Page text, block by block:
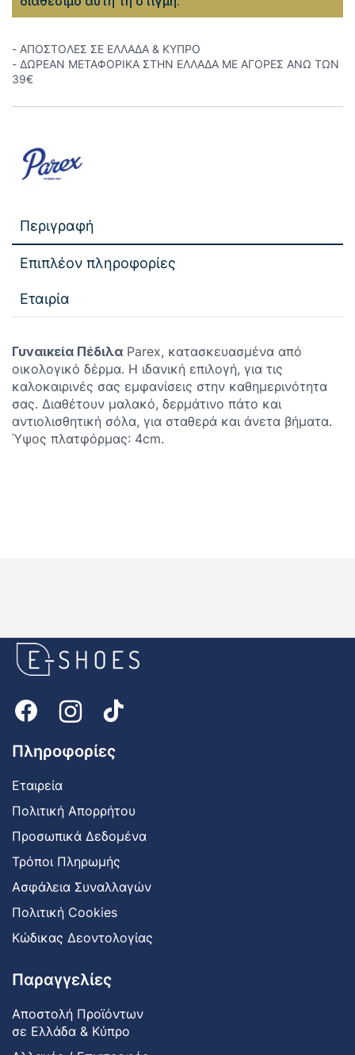
- ΑΠΟΣΤΟΛΕΣ ΣΕ ΕΛΛΑΔΑ & ΚΥΠΡΟ
- ΔΩΡΕΑΝ ΜΕΤΑΦΟΡΙΚΑ ΣΤΗΝ ΕΛΛΑΔΑ ΜΕ ΑΓΟΡΕΣ ΑΝΩ ΤΩΝ
39€
Περιγραφή
Επιπλέον πληροφορίες
Εταιρία
Γυναικεία Πέδιλα Parex, κατασκευασμένα από
οικολογικό δέρμα. Η ιδανική επιλογή, για τις
καλοκαιρινές σας εμφανίσεις στην καθημερινότητα
σας. Διαθέτουν μαλακό, δερμάτινο πάτο και
αντιολισθητική σόλα, για σταθερά και άνετα βήματα.
Ύψος πλατφόρμας: 4cm.
Πληροφορίες
Εταιρεία
Πολιτική Απορρήτου
Προσωπικά Δεδομένα
Τρόποι Πληρωμής
Ασφάλεια Συναλλαγών
Πολιτική Cookies
Κώδικας Δεοντολογίας
Παραγγελίες
Αποστολή Προϊόντων
σε Ελλάδα & Κύπρο